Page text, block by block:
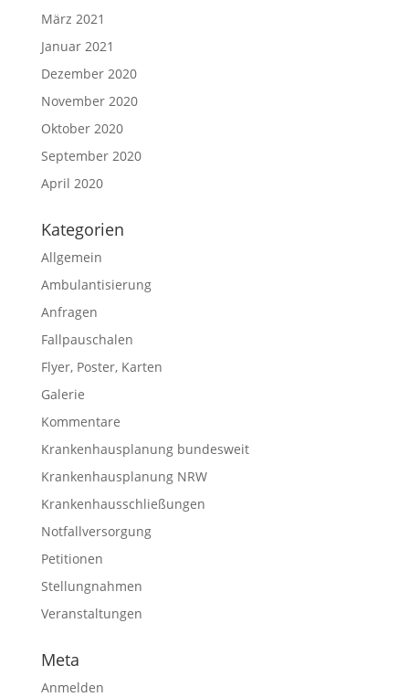
März 2021
Januar 2021
Dezember 2020
November 2020
Oktober 2020
September 2020
April 2020
Kategorien
Allgemein
Ambulantisierung
Anfragen
Fallpauschalen
Flyer, Poster, Karten
Galerie
Kommentare
Krankenhausplanung bundesweit
Krankenhausplanung NRW
Krankenhausschließungen
Notfallversorgung
Petitionen
Stellungnahmen
Veranstaltungen
Meta
Anmelden